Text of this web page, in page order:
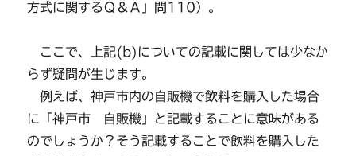
方式に関するＱ＆Ａ」問110）。
ここで、上記(b)についての記載に関しては少なか
らず疑問が生じます。
例えば、神戸市内の自販機で飲料を購入した場合
に「神戸市 自販機」と記載することに意味がある
のでしょうか？そう記載することで飲料を購入した